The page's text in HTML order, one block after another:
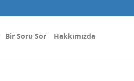
Bir Soru Sor Hakkımızda